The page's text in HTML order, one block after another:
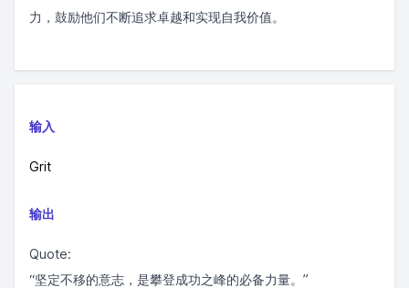
力，鼓励他们不断追求卓越和实现自我价值。
输入
Grit
输出
Quote:
“坚定不移的意志，是攀登成功之峰的必备力量。”